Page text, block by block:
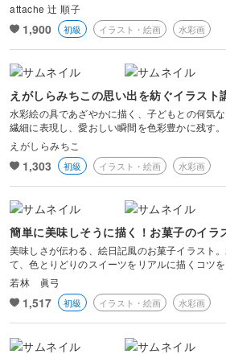
attache 辻 順子
1,900 初級 イラスト・絵画 水彩画
えがしらみちこの思い出を紡ぐイラスト
水彩絵の具であざやかに描く、子どもとの何気
繊細に表現し、愛おしい瞬間を色彩豊かに残す。
えがしらみちこ
1,303 初級 イラスト・絵画 水彩画
簡単に美味しそうに描く！お菓子のイラ
美味しさが伝わる、絵日記風のお菓子イラスト
て、色とりどりのスイーツをリアルに描くコツを
若林 眞弓
1,517 初級 イラスト・絵画 水彩画